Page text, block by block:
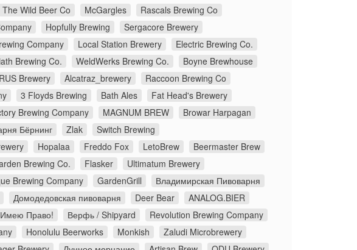
The Wild Beer Co McGargles
Rascals Brewing Co
Hopfully Brewing
Sergacore Brewery
Company Local Station Brewery
Electric Brewing Co.
Brewing Co. WeldWerks Brewing Co.
Boyne Brewhouse
Brewery Alcatraz_brewery
Raccoon Brewing Co
3 Floyds Brewing Bath Ales
Fat Head's Brewery
Brewing Company MAGNUM BREW
Browar Harpagan
Бёрнинг Zlak
Switch Brewing
Hopalaa Freddo Fox LetoBrew
Beermaster Brew
Brewing Co. Flasker
Ultimatum Brewery
Brewing Company GardenGrill
Владимирская Пивоварня
Домодедовская пивоварня Deer Bear
ANALOG.BIER
Имею Право! Верфь / Shipyard
Revolution Brewing Company
Honolulu Beerworks Monkish
Zaludi Microbrewery